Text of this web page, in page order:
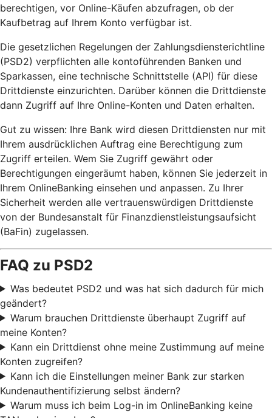
berechtigen, vor Online-Käufen abzufragen, ob der
Kaufbetrag auf Ihrem Konto verfügbar ist.
Die gesetzlichen Regelungen der Zahlungsdiensterichtline
(PSD2) verpflichten alle kontoführenden Banken und
Sparkassen, eine technische Schnittstelle (API) für diese
Drittdienste einzurichten. Darüber können die Drittdienste
dann Zugriff auf Ihre Online-Konten und Daten erhalten.
Gut zu wissen: Ihre Bank wird diesen Drittdiensten nur mit
Ihrem ausdrücklichen Auftrag eine Berechtigung zum
Zugriff erteilen. Wem Sie Zugriff gewährt oder
Berechtigungen eingeräumt haben, können Sie jederzeit in
Ihrem OnlineBanking einsehen und anpassen. Zu Ihrer
Sicherheit werden alle vertrauenswürdigen Drittdienste
von der Bundesanstalt für Finanzdienstleistungsaufsicht
(BaFin) zugelassen.
FAQ zu PSD2
Was bedeutet PSD2 und was hat sich dadurch für mich
geändert?
Warum brauchen Drittdienste überhaupt Zugriff auf
meine Konten?
Kann ein Drittdienst ohne meine Zustimmung auf meine
Konten zugreifen?
Kann ich die Einstellungen meiner Bank zur starken
Kundenauthentifizierung selbst ändern?
Warum muss ich beim Log-in im OnlineBanking keine